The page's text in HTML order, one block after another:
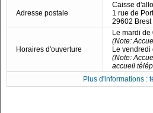
Adresse postale
Caisse
1 rue de
29602 Brest
Horaires d'ouverture
Le mardi
(Note:
Le
(Note:
accueil
Plus d'informations :